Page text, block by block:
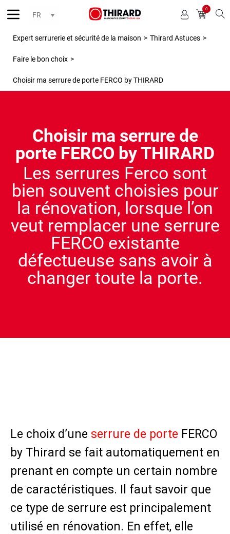
0
Expert serrurerie et sécurité de la maison > Thirard Astuces >
Faire le bon choix >
Choisir ma serrure de porte FERCO by THIRARD
Choisir ma serrure de
porte FERCO by THIRARD
Les serrures Ferco sont
bien souvent choisies pour
la rénovation, lorsque l’on
veut remplacer une serrure
FERCO existante
défectueuse sans avoir à
changer toute la porte.
Le choix d’une serrure de porte FERCO
by Thirard se fait automatiquement en
prenant en compte un certain nombre
de caractéristiques. Il faut savoir que
ce type de serrure est principalement
utilisé en rénovation. En effet, elle